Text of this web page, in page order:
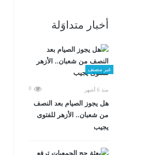
أخبار متداوَلة
غير مصنف
منذ 6 أشهر 0
هل يجوز الصيام بعد النصف
من شعبان.. الأزهر للفتوى
يجيب